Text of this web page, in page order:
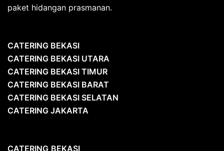
paket hidangan prasmanan.
CATERING BEKASI
CATERING BEKASI UTARA
CATERING BEKASI TIMUR
CATERING BEKASI BARAT
CATERING BEKASI SELATAN
CATERING JAKARTA
CATERING BEKASI